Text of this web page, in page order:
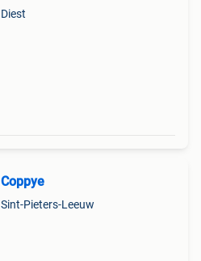
Diest
Coppye
Sint-Pieters-Leeuw